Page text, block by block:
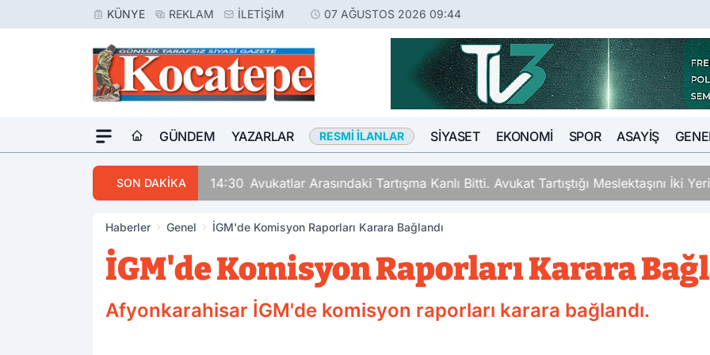
KÜNYE REKLAM İLETIŞIM 07 AĞUSTOS 2026 09:44
GÜNDEM YAZARLAR RESMI İLANLAR SIYASET EKONOMI SPOR ASAYIŞ
SON DAKİKA 14:30 Avukatlar Arasındaki Tartışma Kanlı Bitti. Avukat Tartıştığı Meslektaşını İki
Haberler Genel İGM'de Komisyon Raporları Karara Bağlandı
İGM'de Komisyon Raporları Karara
Afyonkarahisar İGM'de komisyon raporları karara bağlandı.